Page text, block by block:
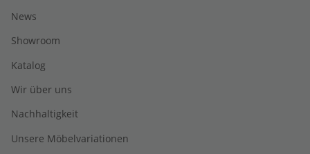
News
Showroom
Katalog
Wir über uns
Nachhaltigkeit
Unsere Möbelvariationen